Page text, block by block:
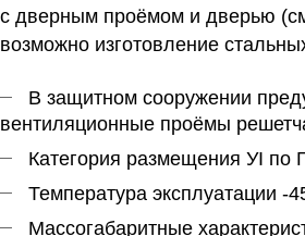
с дверным проёмом и дверью
возможно изготовление
В защитном сооружении
вентиляционные проёмы
Категория размещения УI по
Температура эксплуатации -
Массогабаритные